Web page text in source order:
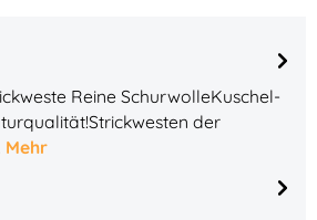
Reine SchurwolleKuschel-
der
Mehr